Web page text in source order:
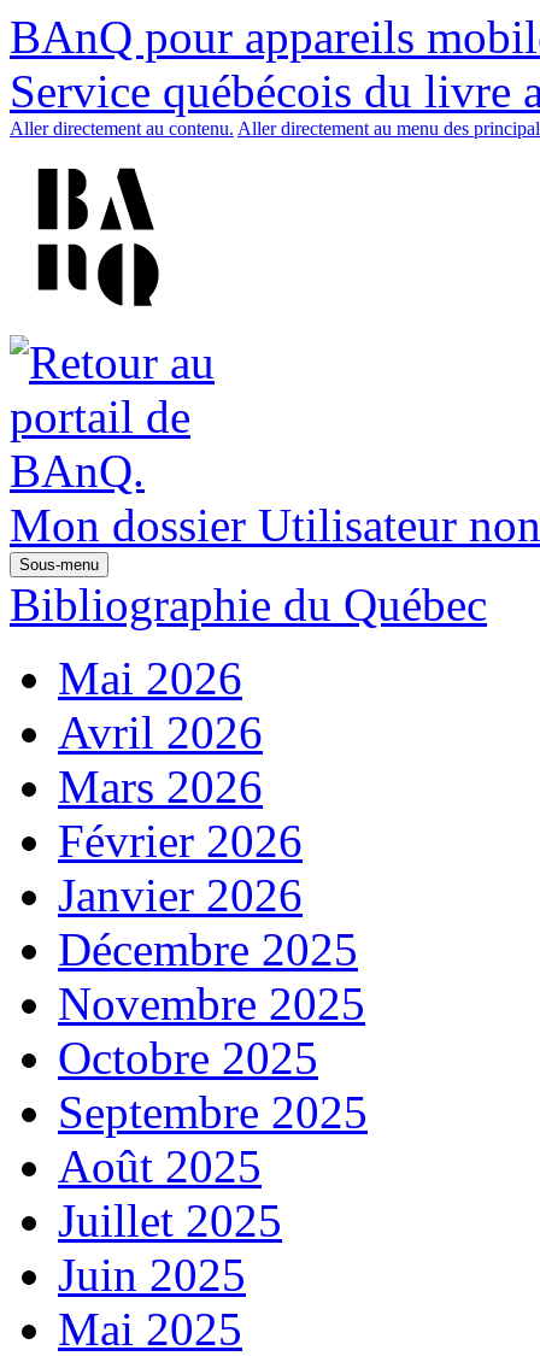
BAnQ pour appareils
Service québécois du livre
Aller directement au contenu. Aller directement au menu des
Mon dossier Utilisateur
Sous-menu
Bibliographie du Québec
Mai 2026
Avril 2026
Mars 2026
Février 2026
Janvier 2026
Décembre 2025
Novembre 2025
Octobre 2025
Septembre 2025
Août 2025
Juillet 2025
Juin 2025
Mai 2025